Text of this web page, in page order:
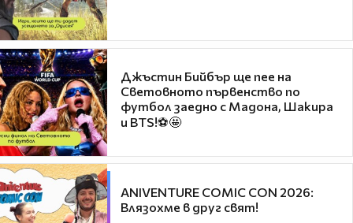
Джъстин Бийбър ще пее на
Световното първенство по
футбол заедно с Мадона, Шакира
и BTS!⚽🤩
ANIVENTURE COMIC CON 2026:
Влязохме в друг свят!